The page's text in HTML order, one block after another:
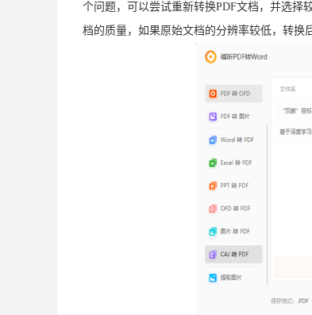
个问题，可以尝试重新转换PDF文档，并选择
档的质量，如果原始文档的分辨率较低，转换